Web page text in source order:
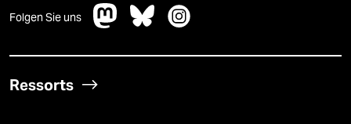
Folgen Sie uns
Ressorts